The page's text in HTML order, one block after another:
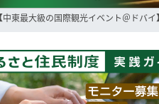
【中東最大級の国際観光イベント＠ドバイ】